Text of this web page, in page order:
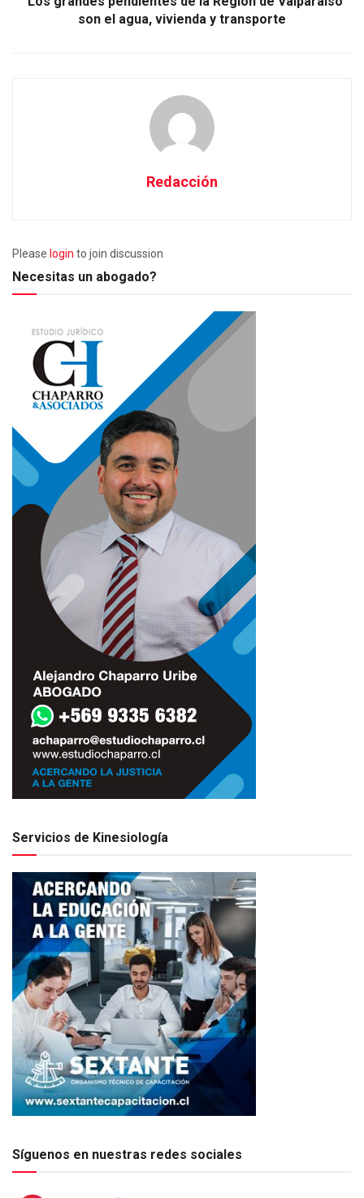
son el agua, vivienda y transporte
Redacción
Please login to join discussion
Necesitas un abogado?
Servicios de Kinesiología
Síguenos en nuestras redes sociales